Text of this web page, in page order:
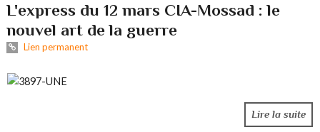
L'express du 12 mars CIA-Mossad : le
nouvel art de la guerre
Lien permanent
Lire la suite